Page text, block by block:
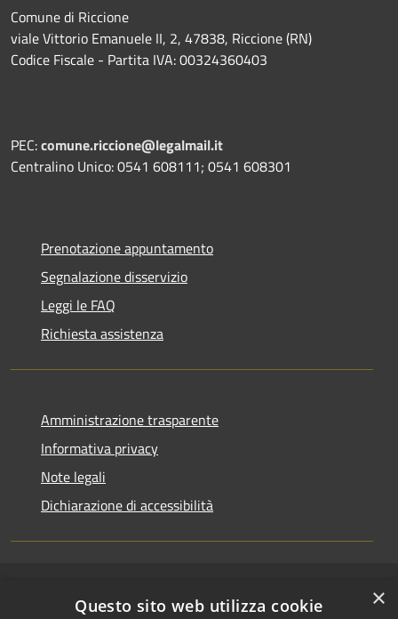
Comune di Riccione
viale Vittorio Emanuele II, 2, 47838, Riccione (RN)
Codice Fiscale - Partita IVA: 00324360403
PEC:comune.riccione@legalmail.it
Centralino Unico: 0541 608111; 0541 608301
Prenotazione appuntamento
Segnalazione disservizio
Leggi le FAQ
Richiesta assistenza
Amministrazione trasparente
Informativa privacy
Note legali
Dichiarazione di accessibilità
Copyright © 2026 • Comune di×
Questo sito web utilizza cookie